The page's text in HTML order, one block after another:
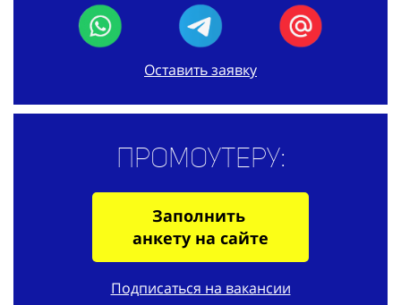
Оставить заявку
Промоутеру:
Заполнить
анкету на сайте
Подписаться на вакансии